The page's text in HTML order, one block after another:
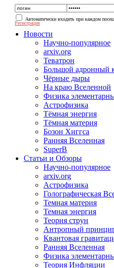
Автоматически входить при каждом
Регистрация
Новости
Научно-популярное
arxiv.org
Теватрон
Большой адронный
Чёрные дыры
На краю Вселенной
Физика
Астрофизика
Тёмная энергия
Тёмная материя
Бозон Хиггса
Ранняя Вселенная
SuperB
Статьи и Обзоры
Научно-популярное
arxiv.org
Астрофизика
Голографическая
Темная материя
Темная энергия
Теория струн
Антропный
Квантовая
Ранняя Вселенная
Физика
Теория Инфляции